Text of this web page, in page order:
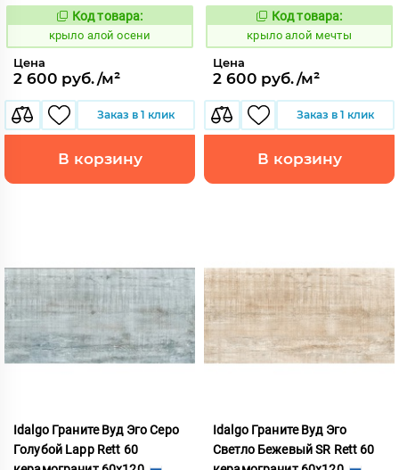
828315
Код товара:
крыло алой осени
Цена
2 600 руб./м²
Заказ в 1 клик
В корзину
828301
Код товара:
крыло алой мечты
Цена
2 600 руб./м²
Заказ в 1 клик
В корзину
Idalgo Граните Вуд Эго Серо
Голубой Lapp Rett 60
Idalgo Граните Вуд Эго
Светло Бежевый SR Rett 60